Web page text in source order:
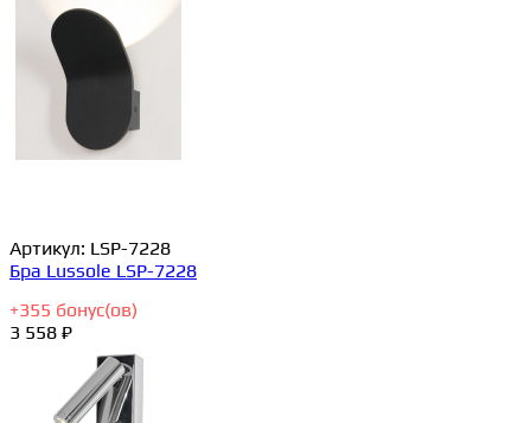
Артикул: LSP-7228
Бра Lussole LSP-7228
+355 бонус(ов)
3 558 ₽